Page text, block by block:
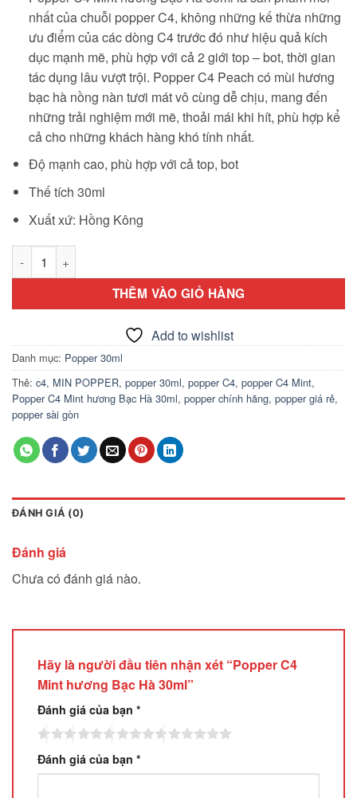
nhất của chuỗi popper C4, không những kế thừa những
ưu điểm của các dòng C4 trước đó như hiệu quả kích
dục mạnh mẽ, phù hợp với cả 2 giới top – bot, thời gian
tác dụng lâu vượt trội. Popper C4 Peach có mùi hương
bạc hà nồng nàn tươi mát vô cùng dễ chịu, mang đến
những trải nghiệm mới mẽ, thoải mái khi hít, phù hợp kể
cả cho những khách hàng khó tính nhất.
Độ mạnh cao, phù hợp với cả top, bot
Thế tích 30ml
Xuất xứ: Hồng Kông
THÊM VÀO GIỎ HÀNG
Add to wishlist
Danh mục: Popper 30ml
Thẻ: c4, MIN POPPER, popper 30ml, popper C4, popper C4 Mint,
Popper C4 Mint hương Bạc Hà 30ml, popper chính hãng, popper giá rẻ,
popper sài gòn
ĐÁNH GIÁ (0)
Đánh giá
Chưa có đánh giá nào.
Hãy là người đầu tiên nhận xét “Popper C4
Mint hương Bạc Hà 30ml”
Đánh giá của bạn *
Đánh giá của bạn *